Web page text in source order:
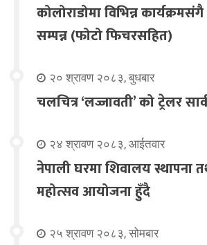
कोलोराडोमा विभिन्न
सम्पन्न (फोटो फिचरसहित)
२० श्रावण २०८३, बुधबार
चलचित्र ‘लज्जावती’ को ट्रेलर
२४ श्रावण २०८३, आईतवार
नेपाली घरमा शिवालय स्थापना
महोत्सव आयोजना हुँदै
२५ श्रावण २०८३, सोमबार